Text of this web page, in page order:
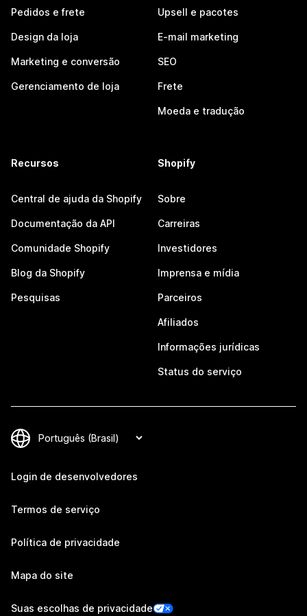
Pedidos e frete
Design da loja
Marketing e conversão
Gerenciamento de loja
Upsell e pacotes
E-mail marketing
SEO
Frete
Moeda e tradução
Recursos
Central de ajuda da Shopify
Documentação da API
Comunidade Shopify
Blog da Shopify
Pesquisas
Shopify
Sobre
Carreiras
Investidores
Imprensa e mídia
Parceiros
Afiliados
Informações jurídicas
Status do serviço
Login de desenvolvedores
Termos de serviço
Política de privacidade
Mapa do site
Suas escolhas de privacidade